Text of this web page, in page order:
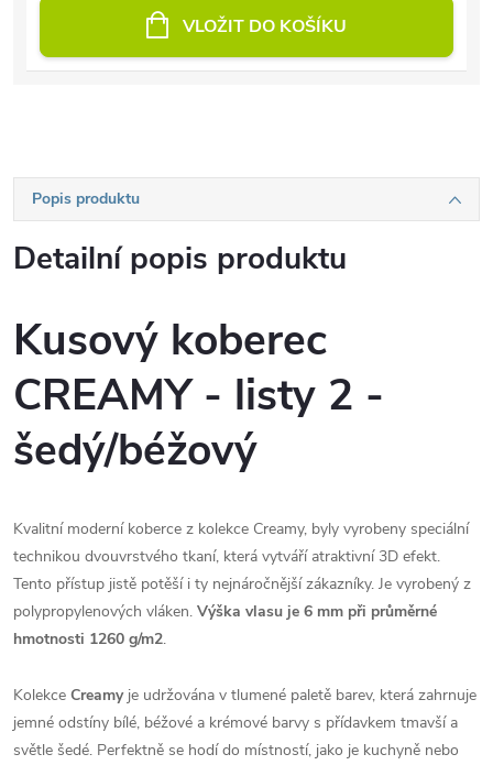
VLOŽIT DO KOŠÍKU
Popis produktu
Detailní popis produktu
Kusový koberec
CREAMY - listy 2 -
šedý/béžový
Kvalitní moderní koberce z kolekce Creamy, byly vyrobeny speciální
technikou dvouvrstvého tkaní, která vytváří atraktivní 3D efekt.
Tento přístup jistě potěší i ty nejnáročnější zákazníky. Je vyrobený z
polypropylenových vláken. Výška vlasu je 6 mm při průměrné
hmotnosti 1260 g/m2.
Kolekce Creamyje udržována v tlumené paletě barev, která zahrnuje
jemné odstíny bílé, béžové a krémové barvy s přídavkem tmavší a
světle šedé. Perfektně se hodí do místností, jako je kuchyně nebo